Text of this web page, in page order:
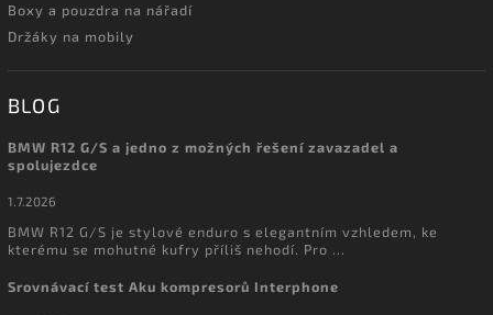
Boxy a pouzdra na nářadí
Držáky na mobily
BLOG
BMW R12 G/S a jedno z možných řešení zavazadel a
spolujezdce
1.7.2026
BMW R12 G/S je stylové enduro s elegantním vzhledem, ke
kterému se mohutné kufry příliš nehodí. Pro ...
Srovnávací test Aku kompresorů Interphone